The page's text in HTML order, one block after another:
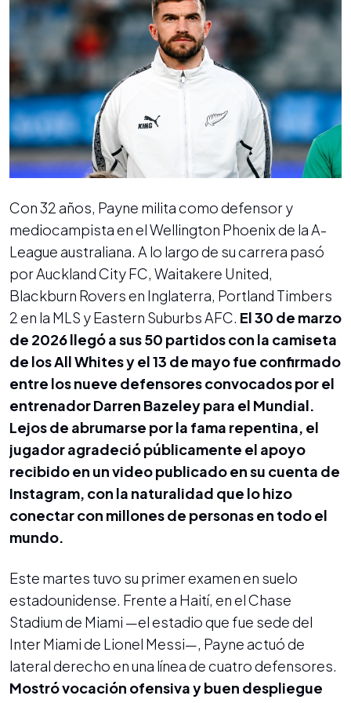
Con 32 años, Payne milita como defensor y
mediocampista en el Wellington Phoenix de la A-
League australiana. A lo largo de su carrera pasó
por Auckland City FC, Waitakere United,
Blackburn Rovers en Inglaterra, Portland Timbers
2 en la MLS y Eastern Suburbs AFC. El 30 de marzo
de 2026 llegó a sus 50 partidos con la camiseta
de los All Whites y el 13 de mayo fue confirmado
entre los nueve defensores convocados por el
entrenador Darren Bazeley para el Mundial.
Lejos de abrumarse por la fama repentina, el
jugador agradeció públicamente el apoyo
recibido en un video publicado en su cuenta de
Instagram, con la naturalidad que lo hizo
conectar con millones de personas en todo el
mundo.
Este martes tuvo su primer examen en suelo
estadounidense. Frente a Haití, en el Chase
Stadium de Miami —el estadio que fue sede del
Inter Miami de Lionel Messi—, Payne actuó de
lateral derecho en una línea de cuatro defensores.
Mostró vocación ofensiva y buen despliegue